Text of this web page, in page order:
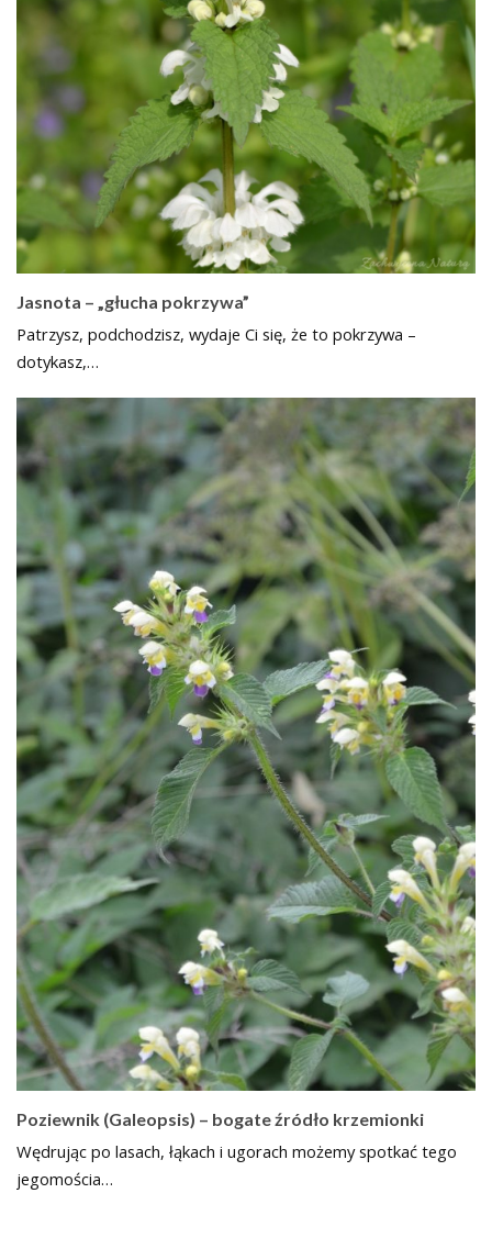
Jasnota – „głucha pokrzywa”
Patrzysz, podchodzisz, wydaje Ci się, że to pokrzywa –
dotykasz,…
Poziewnik (Galeopsis) – bogate źródło krzemionki
Wędrując po lasach, łąkach i ugorach możemy spotkać tego
jegomościa…